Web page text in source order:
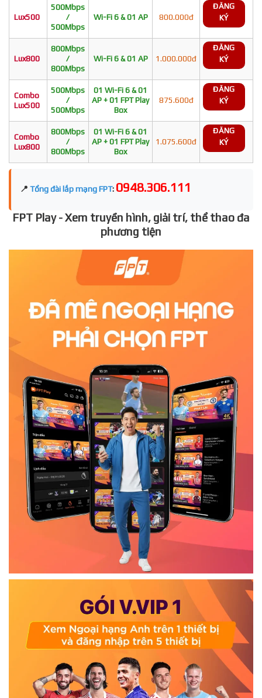
Lux500
500Mbps
/
500Mbps
Wi-Fi 6 & 01 AP 800.000đ
ĐĂNG
KÝ
Lux800
800Mbps
/
800Mbps
Wi-Fi 6 & 01 AP 1.000.000đ
ĐĂNG
KÝ
Combo
Lux500
500Mbps
/
500Mbps
01 Wi-Fi 6 & 01
AP + 01 FPT Play
Box
875.600đ
ĐĂNG
KÝ
Combo
Lux800
800Mbps
/
800Mbps
01 Wi-Fi 6 & 01
AP + 01 FPT Play
Box
1.075.600đ
ĐĂNG
KÝ
📍 Tổng đài lắp mạng FPT: 0948.306.111
FPT Play - Xem truyền hình, giải trí, thể thao đa
phương tiện